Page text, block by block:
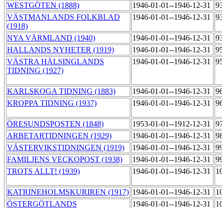
WESTGÖTEN (1888)
1946-01-01--1946-12-31
VÄSTMANLANDS FOLKBLAD
(1918)
1946-01-01--1946-12-31
NYA VÄRMLAND (1940) 1946-01-01--1946-12-31
HALLANDS NYHETER (1919)
1946-01-01--1946-12-31
VÄSTRA HÄLSINGLANDS
TIDNING (1927)
1946-01-01--1946-12-31
KARLSKOGA TIDNING (1883) 1946-01-01--1946-12-31
KROPPA TIDNING (1937)
1946-01-01--1946-12-31
ÖRESUNDSPOSTEN (1848) 1953-01-01--1912-12-31
ARBETARTIDNINGEN (1929)
1946-01-01--1946-12-31
VÄSTERVIKSTIDNINGEN (1919)
1946-01-01--1946-12-31
FAMILJENS VECKOPOST (1938)
1946-01-01--1946-12-31
TROTS ALLT! (1939)
1946-01-01--1946-12-31
KATRINEHOLMSKURIREN (1917) 1946-01-01--1946-12-31
ÖSTERGÖTLANDS
1946-01-01--1946-12-31